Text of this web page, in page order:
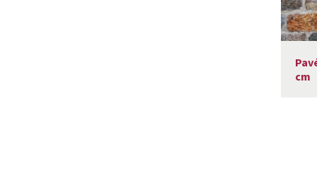
cm